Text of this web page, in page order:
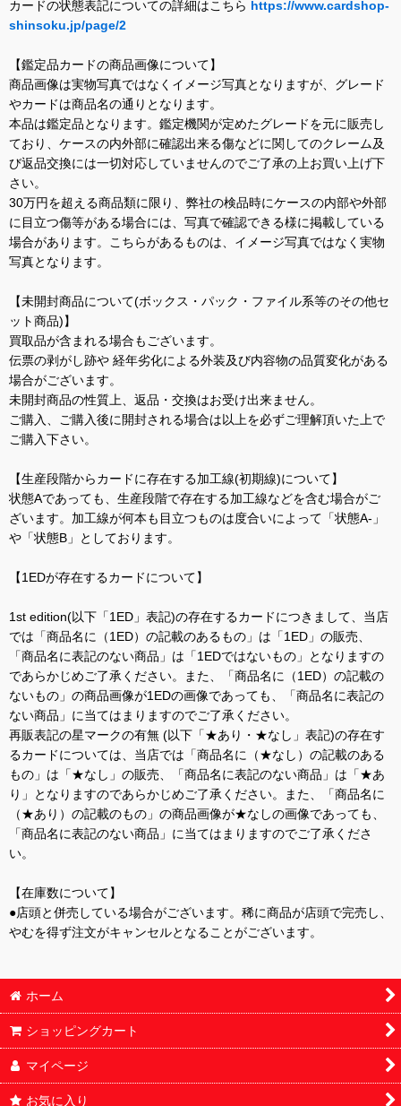
カードの状態表記についての詳細はこちら https://www.cardshop-
shinsoku.jp/page/2
【鑑定品カードの商品画像について】
商品画像は実物写真ではなくイメージ写真となりますが、グレード
やカードは商品名の通りとなります。
本品は鑑定品となります。鑑定機関が定めたグレードを元に販売し
ており、ケースの内外部に確認出来る傷などに関してのクレーム及
び返品交換には一切対応していませんのでご了承の上お買い上げ下
さい。
30万円を超える商品類に限り、弊社の検品時にケースの内部や外部
に目立つ傷等がある場合には、写真で確認できる様に掲載している
場合があります。こちらがあるものは、イメージ写真ではなく実物
写真となります。
【未開封商品について(ボックス・パック・ファイル系等のその他セ
ット商品)】
買取品が含まれる場合もございます。
伝票の剥がし跡や 経年劣化による外装及び内容物の品質変化がある
場合がございます。
未開封商品の性質上、返品・交換はお受け出来ません。
ご購入、ご購入後に開封される場合は以上を必ずご理解頂いた上で
ご購入下さい。
【生産段階からカードに存在する加工線(初期線)について】
状態Aであっても、生産段階で存在する加工線などを含む場合がご
ざいます。加工線が何本も目立つものは度合いによって「状態A-」
や「状態B」としております。
【1EDが存在するカードについて】
1st edition(以下「1ED」表記)の存在するカードにつきまして、当店
では「商品名に（1ED）の記載のあるもの」は「1ED」の販売、
「商品名に表記のない商品」は「1EDではないもの」となりますの
であらかじめご了承ください。また、「商品名に（1ED）の記載の
ないもの」の商品画像が1EDの画像であっても、「商品名に表記の
ない商品」に当てはまりますのでご了承ください。
再販表記の星マークの有無 (以下「★あり・★なし」表記)の存在す
るカードについては、当店では「商品名に（★なし）の記載のある
もの」は「★なし」の販売、「商品名に表記のない商品」は「★あ
り」となりますのであらかじめご了承ください。また、「商品名に
（★あり）の記載のもの」の商品画像が★なしの画像であっても、
「商品名に表記のない商品」に当てはまりますのでご了承くださ
い。
【在庫数について】
●店頭と併売している場合がございます。稀に商品が店頭で完売し、
やむを得ず注文がキャンセルとなることがございます。
ホーム
ショッピングカート
マイページ
お気に入り